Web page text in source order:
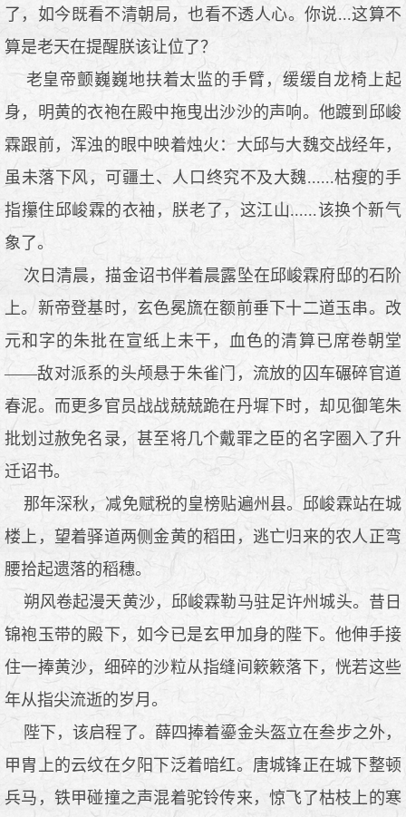
了，如今既看不清朝局，也看不透人心。你说...这算不
算是老天在提醒朕该让位了？
老皇帝颤巍巍地扶着太监的手臂，缓缓自龙椅上起
身，明黄的衣袍在殿中拖曳出沙沙的声响。他踱到邱峻
霖跟前，浑浊的眼中映着烛火：大邱与大魏交战经年，
虽未落下风，可疆土、人口终究不及大魏......枯瘦的手
指攥住邱峻霖的衣袖，朕老了，这江山......该换个新气
象了。
次日清晨，描金诏书伴着晨露坠在邱峻霖府邸的石阶
上。新帝登基时，玄色冕旒在额前垂下十二道玉串。改
元和字的朱批在宣纸上未干，血色的清算已席卷朝堂
——敌对派系的头颅悬于朱雀门，流放的囚车碾碎官道
春泥。而更多官员战战兢兢跪在丹墀下时，却见御笔朱
批划过赦免名录，甚至将几个戴罪之臣的名字圈入了升
迁诏书。
那年深秋，减免赋税的皇榜贴遍州县。邱峻霖站在城
楼上，望着驿道两侧金黄的稻田，逃亡归来的农人正弯
腰拾起遗落的稻穗。
朔风卷起漫天黄沙，邱峻霖勒马驻足许州城头。昔日
锦袍玉带的殿下，如今已是玄甲加身的陛下。他伸手接
住一捧黄沙，细碎的沙粒从指缝间簌簌落下，恍若这些
年从指尖流逝的岁月。
陛下，该启程了。薛四捧着鎏金头盔立在叁步之外，
甲胄上的云纹在夕阳下泛着暗红。唐城锋正在城下整顿
兵马，铁甲碰撞之声混着驼铃传来，惊飞了枯枝上的寒